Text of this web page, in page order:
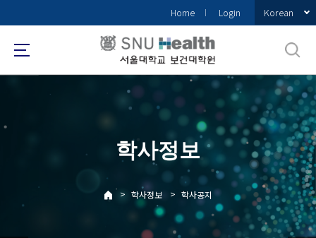
로
메
Home Login Korean
학사정보
> 학사정보 > 학사공지